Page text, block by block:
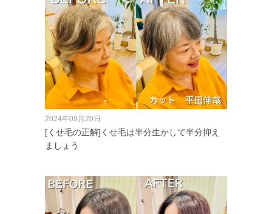
2024年09月20日
[くせ毛の正解]くせ毛は半分生かして半分抑え
ましょう